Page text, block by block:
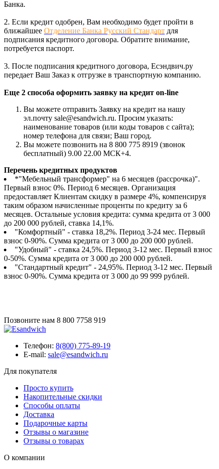
Банка.
2. Если кредит одобрен, Вам необходимо будет пройти в
ближайшее Отделение Банка Русский Стандарт для
подписания кредитного договора. Обратите внимание,
потребуется паспорт.
3. После подписания кредитного договора, Есэндвич.ру
передает Ваш Заказ к отгрузке в транспортную компанию.
Еще 2 способа оформить заявку на кредит on-line
Вы можете отправить Заявку на кредит на нашу
эл.почту sale@esandwich.ru. Просим указать:
наименование товаров (или коды товаров с сайта);
номер телефона для связи; Ваш город.
Вы можете позвонить на 8 800 775 8919 (звонок
бесплатный) 9.00 22.00 МСК+4.
Перечень кредитных продуктов
*"Мебельный трансформер" на 6 месяцев (рассрочка)".
Первый взнос 0%. Период 6 месяцев. Организация
предоставляет Клиентам скидку в размере 4%, компенсируя
таким образом начисленные проценты по кредиту за 6
месяцев. Остальные условия кредита: сумма кредита от 3 000
до 200 000 рублей, ставка 14,1%.
"Комфортный" - ставка 18,2%. Период 3-24 мес. Первый
взнос 0-90%. Сумма кредита от 3 000 до 200 000 рублей.
"Удобный" - ставка 24,5%. Период 3-12 мес. Первый взнос
0-50%. Сумма кредита от 3 000 до 200 000 рублей.
"Стандартный кредит" - 24,95%. Период 3-12 мес. Первый
взнос 0-90%. Сумма кредита от 3 000 до 99 999 рублей.
Позвоните нам 8 800 7758 919
Телефон: 8(800) 775-89-19
E-mail: sale@esandwich.ru
Для покупателя
Просто купить
Накопительные скидки
Способы оплаты
Доставка
Подарочные карты
Отзывы о магазине
Отзывы о товарах
О компании